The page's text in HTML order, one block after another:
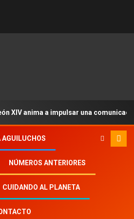
XIV anima a impulsar una
AGUILUCHOS
NÚMEROS ANTERIORES
CUIDANDO AL PLANETA
Unidad de los Cristianos